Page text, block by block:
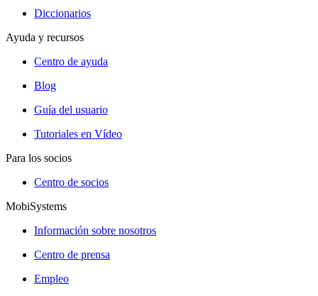
Diccionarios
Ayuda y recursos
Centro de ayuda
Blog
Guía del usuario
Tutoriales en Vídeo
Para los socios
Centro de socios
MobiSystems
Información sobre nosotros
Centro de prensa
Empleo